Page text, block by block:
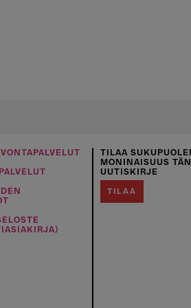
TILAA
MONINAISUUS
UUTISKIRJE
TILAA